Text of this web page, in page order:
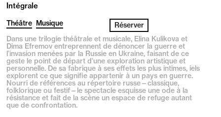
Intégrale
Théâtre Musique
Réserver
Dans une trilogie théâtrale et musicale, Elina Kulikova et
Dima Efremov entreprennent de dénoncer la guerre et
l’invasion menées par la Russie en Ukraine, faisant de ce
geste le point de départ d’une exploration artistique et
personnelle. De sa fabrique à ses effets les plus intimes, iels
explorent ce que signifie appartenir à un pays en guerre.
Nourri de références au répertoire russe—classique,
folklorique ou festif—le spectacle esquisse une ode à la
résistance et fait de la scène un espace de refuge autant
que de confrontation.